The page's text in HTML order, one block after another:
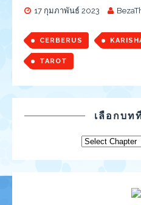
17 กุมภาพันธ์ 2023
CERBERUS
TAROT
เลือกบท